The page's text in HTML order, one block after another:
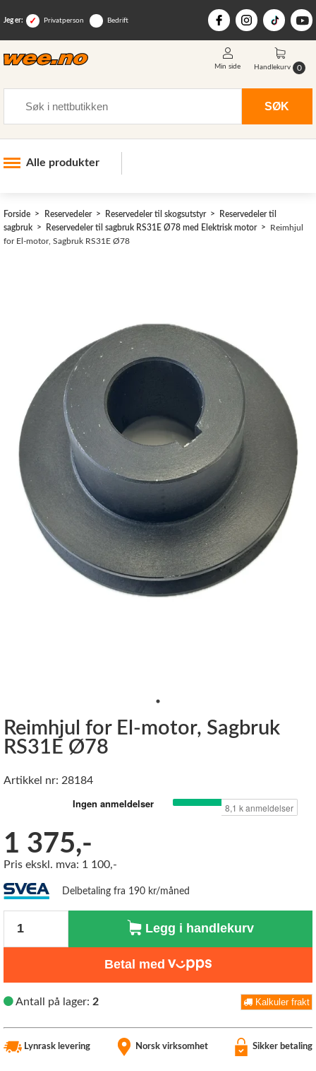
Jeg er: Privatperson Bedrift
SØK
Min side Handlekurv 0
Alle produkter
Skogsutstyr
Nye Wee produkter
Lagertømming
Aktuelt
Kundeservice
Leasing
Forside Reservedeler Reservedeler til skogsutstyr
Reservedeler til
sagbruk
Reservedeler til sagbruk RS31E Ø78 med Elektrisk motor
Reimhjul
for El-motor, Sagbruk RS31E Ø78
Reimhjul for El-motor, Sagbruk
RS31E Ø78
Artikkel nr: 28184
1 375,-
Pris ekskl. mva: 1 100,-
Delbetaling fra 190 kr/måned
Legg i handlekurv
Betal med
Antall på lager: 2 Kalkuler frakt
Lynrask levering Norsk virksomhet Sikker betaling